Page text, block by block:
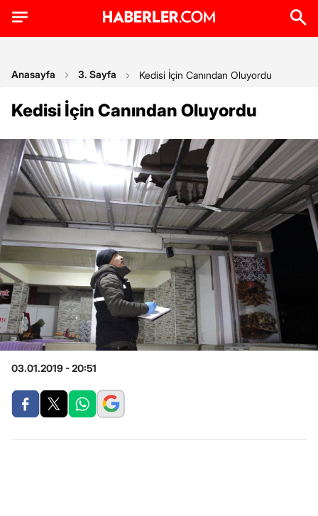
Anasayfa 3. Sayfa Kedisi İçin Canından Oluyordu
Kedisi İçin Canından Oluyordu
03.01.2019 - 20:51